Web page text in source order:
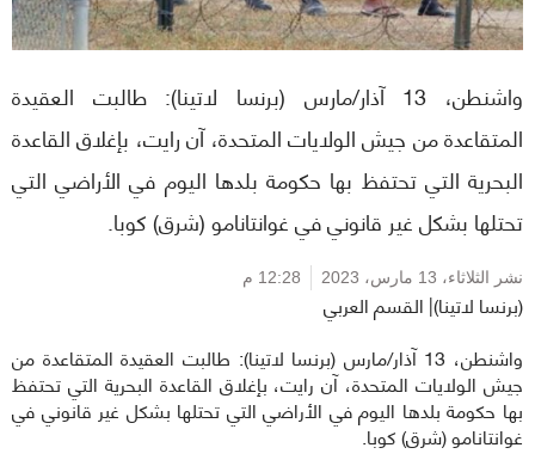
واشنطن، 13 آذار/مارس (برنسا لاتينا): طالبت العقيدة
المتقاعدة من جيش الولايات المتحدة، آن رايت، بإغلاق القاعدة
البحرية التي تحتفظ بها حكومة بلدها اليوم في الأراضي التي
تحتلها بشكل غير قانوني في غوانتانامو (شرق) كوبا.
نشر الثلاثاء، 13 مارس، 2023 12:28 م
(برنسا لاتينا)| القسم العربي
واشنطن، 13 آذار/مارس (برنسا لاتينا): طالبت العقيدة المتقاعدة من
جيش الولايات المتحدة، آن رايت، بإغلاق القاعدة البحرية التي تحتفظ
بها حكومة بلدها اليوم في الأراضي التي تحتلها بشكل غير قانوني في
غوانتانامو (شرق) كوبا.